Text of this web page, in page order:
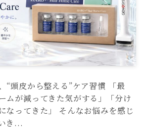
“頭皮から整える”ケア習慣 「最
ムが減ってきた気がする」「分け
なってきた」 そんなお悩みを感じ
き...